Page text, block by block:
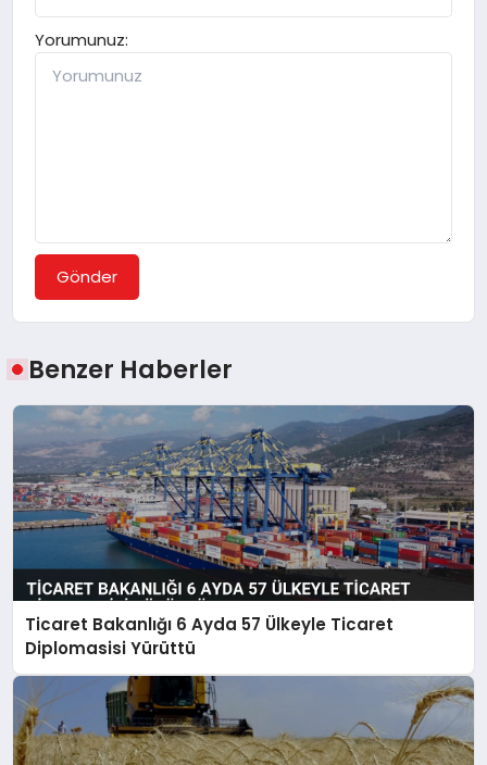
Yorumunuz:
Gönder
Benzer Haberler
Ticaret Bakanlığı 6 Ayda 57 Ülkeyle Ticaret
Diplomasisi Yürüttü